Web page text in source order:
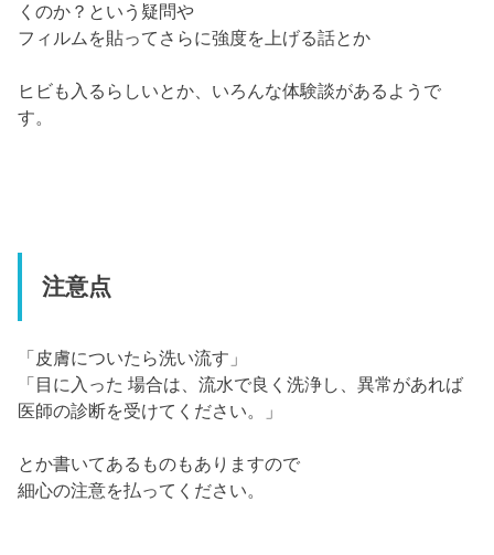
くのか？という疑問や
フィルムを貼ってさらに強度を上げる話とか
ヒビも入るらしいとか、いろんな体験談があるようで
す。
注意点
「皮膚についたら洗い流す」
「目に入った 場合は、流水で良く洗浄し、異常があれば
医師の診断を受けてください。」
とか書いてあるものもありますので
細心の注意を払ってください。